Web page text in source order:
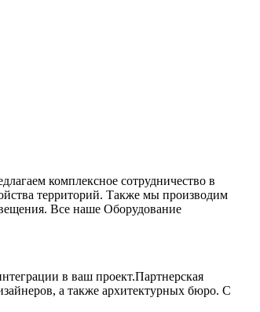
комплексное сотрудничество в
территорий. Также мы производим
Все наше Оборудование
в ваш проект.Партнерская
а также архитектурных бюро. С